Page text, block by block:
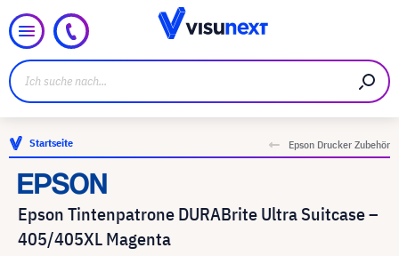
Startseite Epson Drucker Zubehör
Epson Tintenpatrone DURABrite Ultra Suitcase –
405/405XL Magenta